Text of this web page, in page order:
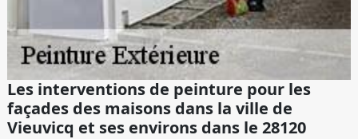
Les interventions de peinture pour les
façades des maisons dans la ville de
Vieuvicq et ses environs dans le 28120